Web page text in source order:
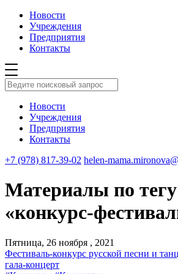
Новости
Учреждения
Предприятия
Контакты
Новости
Учреждения
Предприятия
Контакты
+7 (978) 817-39-02 helen-
Материалы по
«конкурс-
Пятница, 26 ноября , 2021
Фестиваль-конкурс русской песни и
гала-концерт